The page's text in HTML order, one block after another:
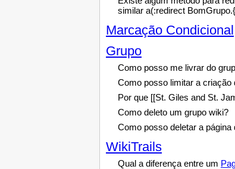
similar a(:redirect
Marcação Condicional
Grupo
Como posso me livrar do
Como posso limitar a criação
Por que [[St. Giles and St.
Como deleto um grupo wiki?
Como posso deletar a
WikiTrails
Qual a diferença entre um